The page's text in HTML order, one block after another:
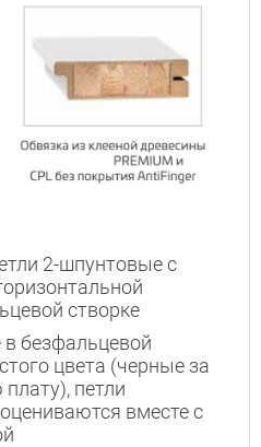
2-шпунтовые с
створке
безфальцевой
цвета (черные за
петли
вместе с
dzīvoklim